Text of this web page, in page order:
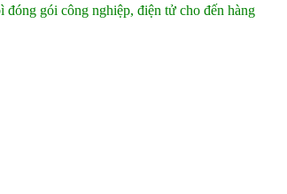
đóng gói công nghiệp, điện tử cho đến hàng